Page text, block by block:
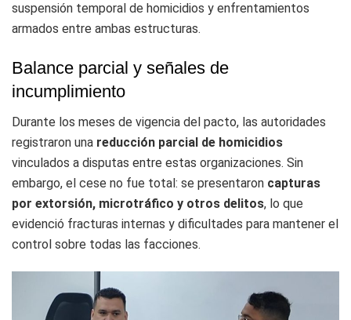
suspensión temporal de homicidios y enfrentamientos
armados entre ambas estructuras.
Balance parcial y señales de
incumplimiento
Durante los meses de vigencia del pacto, las autoridades
registraron una reducción parcial de homicidios
vinculados a disputas entre estas organizaciones. Sin
embargo, el cese no fue total: se presentaron capturas
por extorsión, microtráfico y otros delitos, lo que
evidenció fracturas internas y dificultades para mantener el
control sobre todas las facciones.